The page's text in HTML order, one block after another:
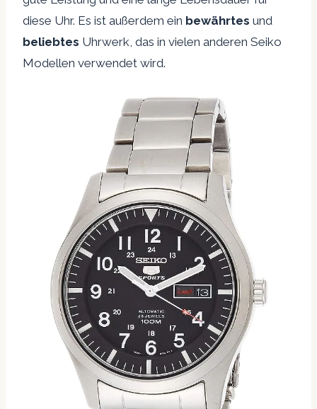
diese Uhr. Es ist außerdem ein bewährtes und
beliebtes Uhrwerk, das in vielen anderen Seiko
Modellen verwendet wird.